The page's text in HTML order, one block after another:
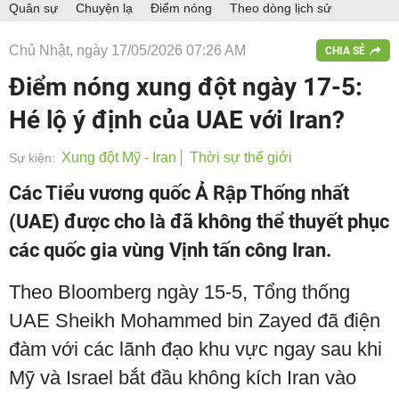
Quân sự Chuyện lạ Điểm nóng Theo dòng lịch sử
Chủ Nhật, ngày 17/05/2026 07:26 AM CHIA SẺ
Điểm nóng xung đột ngày 17-5:
Hé lộ ý định của UAE với Iran?
Sự kiện: Xung đột Mỹ - Iran Thời sự thế giới
Các Tiểu vương quốc Ả Rập Thống nhất
(UAE) được cho là đã không thể thuyết phục
các quốc gia vùng Vịnh tấn công Iran.
Theo Bloomberg ngày 15-5, Tổng thống
UAE Sheikh Mohammed bin Zayed đã điện
đàm với các lãnh đạo khu vực ngay sau khi
Mỹ và Israel bắt đầu không kích Iran vào